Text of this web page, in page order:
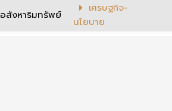
อสังหาริมทรัพย์
เศรษฐกิจ-
นโยบาย